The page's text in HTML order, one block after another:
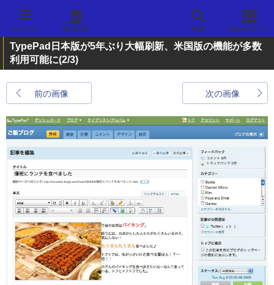
カテゴリ 過去記事 検索 Impressサイト
TypePad日本版が5年ぶり大幅刷新、米国版の機能が多数
利用可能に(2/3)
前の画像 次の画像